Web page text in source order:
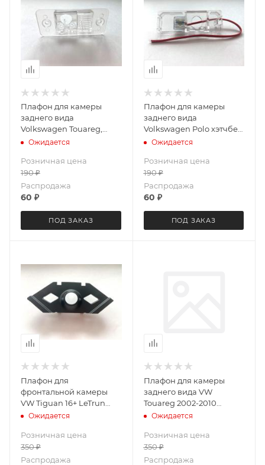
Плафон для камеры
заднего вида
Volkswagen Touareg,
Polo, Tiguan, Porshe
Ожидается
Розничная цена
190₽
Распродажа
60 ₽
ПОД ЗАКАЗ
Плафон для камеры
заднего вида
Volkswagen Polo хэтчбек,
Amarok, Golf 6, Scirocco
Ожидается
Розничная цена
190₽
Распродажа
60 ₽
ПОД ЗАКАЗ
Плафон для
фронтальной камеры
VW Tiguan 16+ LeTrun
3770
Ожидается
Розничная цена
350₽
Распродажа
Плафон для камеры
заднего вида VW
Touareg 2002-2010
LeTrun 3834 ++
Ожидается
Розничная цена
350₽
Распродажа